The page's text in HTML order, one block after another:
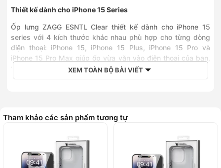
Thiết kế dành cho iPhone 15 Series
Ốp lưng ZAGG ESNTL Clear thiết kế dành cho iPhone 15
series với 4 kích thước khác nhau phù hợp cho từng dòng
điện thoại: iPhone 15, iPhone 15 Plus, iPhone 15 Pro và
iPhone 15 Pro Max giúp ốp vừa vặn vào điện thoại của bạn,
hạn chế tối đa trầy xước, hư hỏng không đáng có.
toàn khi xảy ra va đập
va đập, giảm thiểu tình trạng rơi vỡ khi chịu tác động bởi lực
mạnh. Ốp lưng ZAGG ESNTL Clear Snap có khả năng chống
sốc ở độ cao 1.5 mét, bảo vệ điện thoại khỏi những rủi ro bất
XEM TOÀN BỘ BÀI VIẾT
Tham khảo các sản phẩm tương tự